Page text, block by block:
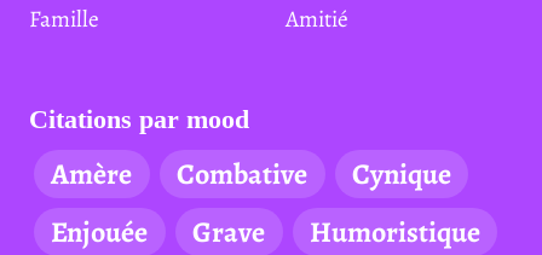
Famille
Amitié
Citations par mood
Amère Combative
Cynique
Enjouée
Grave
Humoristique